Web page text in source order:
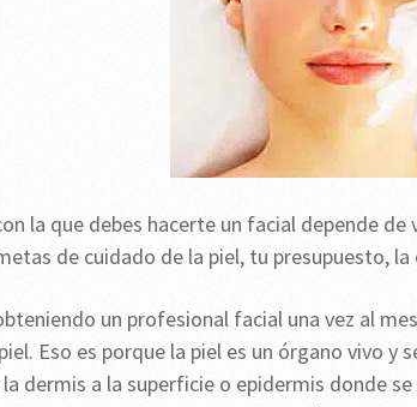
la que debes hacerte un facial depende
de cuidado de la piel, tu presupuesto,
un profesional facial una vez al
Eso es porque la piel es un órgano vivo y
dermis a la superficie o epidermis donde